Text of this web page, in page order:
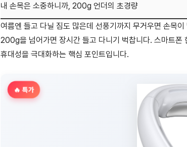
내 손목은 소중하니까, 200g 언더의 초경량
여름엔 들고 다닐 짐도 많은데 선풍기까지 무거우면 손목
200g을 넘어가면 장시간 들고 다니기 벅찹니다. 스마트폰
휴대성을 극대화하는 핵심 포인트입니다.